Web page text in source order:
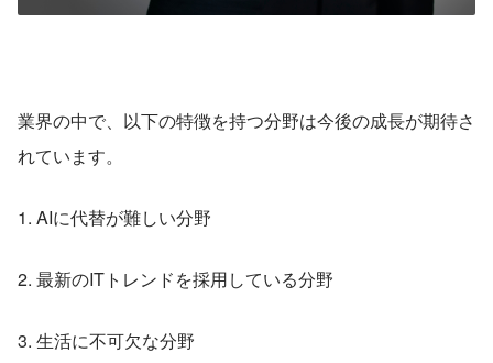
業界の中で、以下の特徴を持つ分野は今後の成長が期待さ
れています。
1. AIに代替が難しい分野
2. 最新のITトレンドを採用している分野
3. 生活に不可欠な分野